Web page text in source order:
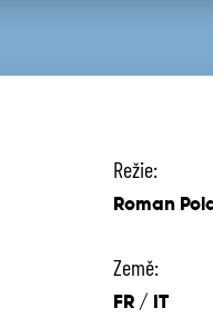
Režie:
Roman
Země:
FR / IT